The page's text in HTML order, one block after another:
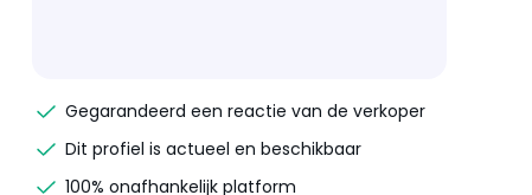
Gegarandeerd een reactie van de verkoper
Dit profiel is actueel en beschikbaar
100% onafhankelijk platform